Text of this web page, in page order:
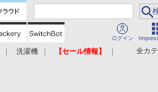
ログイン
全カ
洗濯機
【セール情報】